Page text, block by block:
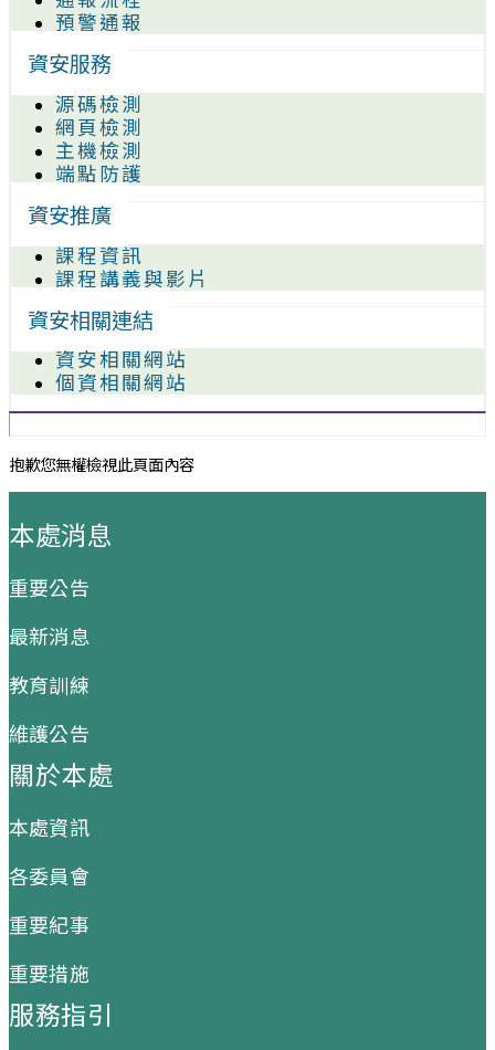
預警通報
資安服務
源碼檢測
網頁檢測
主機檢測
端點防護
資安推廣
課程資訊
課程講義與影片
資安相關連結
資安相關網站
個資相關網站
抱歉您無權檢視此頁面內容
本處消息
重要公告
最新消息
教育訓練
維護公告
關於本處
本處資訊
各委員會
重要紀事
重要措施
服務指引